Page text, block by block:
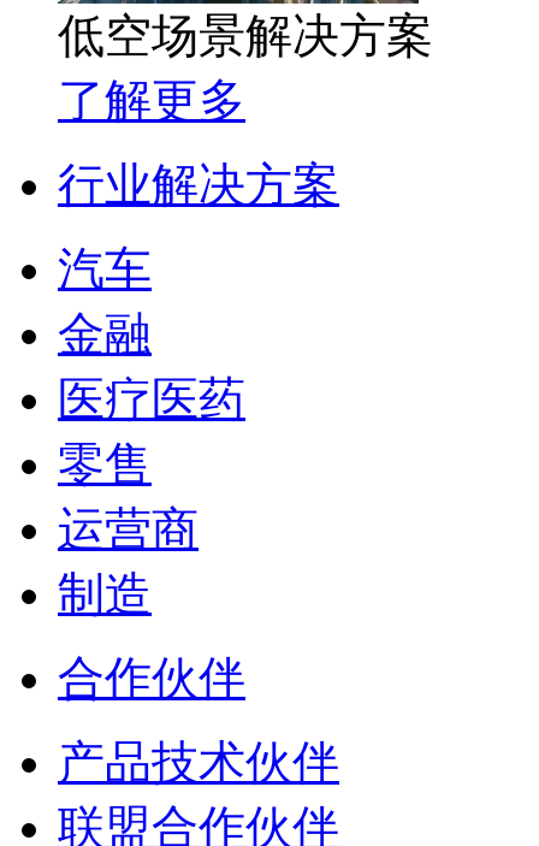
低空场景解决方案
了解更多
行业解决方案
汽车
金融
医疗医药
零售
运营商
制造
合作伙伴
产品技术伙伴
联盟合作伙伴